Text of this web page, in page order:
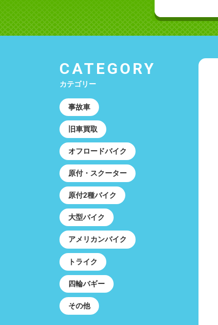
CATEGORY
カテゴリー
事故車
旧車買取
オフロードバイク
原付・スクーター
原付2種バイク
大型バイク
アメリカンバイク
トライク
四輪バギー
その他